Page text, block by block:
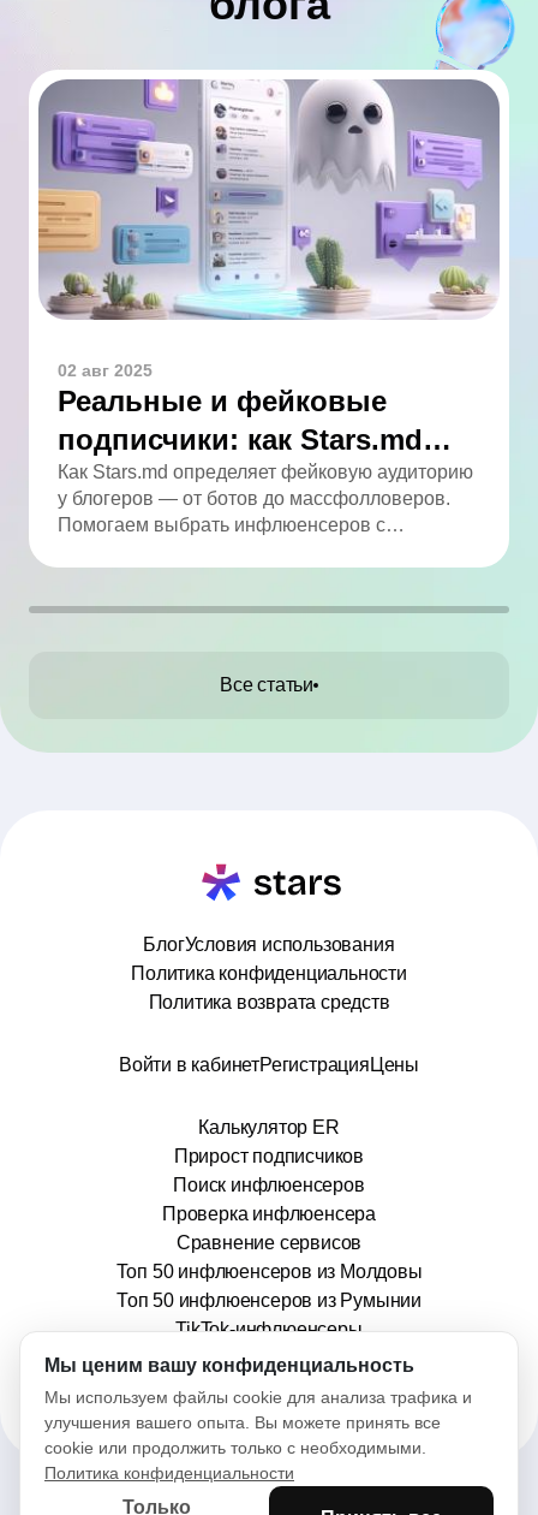
02 авг 2025
Реальные и фейковые
подписчики: как Stars.md
определяет качество
аудитории
Как Stars.md определяет фейковую аудиторию
у блогеров — от ботов до массфолловеров.
Помогаем выбрать инфлюенсеров с
Все статьи
БлогУсловия использования
Политика конфиденциальности
Политика возврата средств
Войти в кабинетРегистрация Цены
Калькулятор ER
Прирост подписчиков
Поиск инфлюенсеров
Проверка инфлюенсера
Сравнение сервисов
Топ 50 инфлюенсеров из Молдовы
Топ 50 инфлюенсеров из Румынии
TikTok-инфлюенсеры
info@stars.md
Мы ценим вашу конфиденциальность
Мы используем файлы cookie для анализа трафика и
улучшения вашего опыта. Вы можете принять все
cookie или продолжить только с необходимыми.
Политика конфиденциальности
Только